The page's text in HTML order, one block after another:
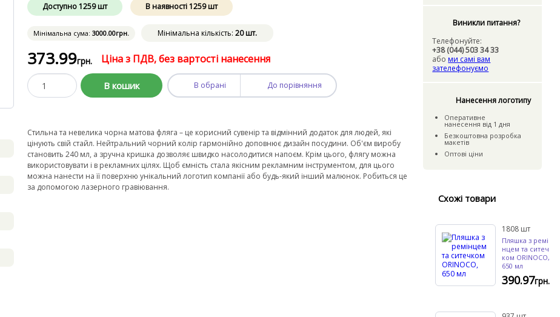
Доступно1259 шт В наявності1259шт
Мінімальна сума:3000.00грн. Мінімальна кількість:20 шт.
373.99грн. Ціна з ПДВ, без вартості нанесення
В кошик В обрані До порівняння
Стильна та невелика чорна матова фляга – це корисний сувенір та відмінний додаток для людей, які
цінують свій стайл. Нейтральний чорний колір гармонійно доповнює дизайн посудини. Об'єм виробу
становить 240 мл, а зручна кришка дозволяє швидко насолодитися напоєм. Крім цього, флягу можна
використовувати і в рекламних цілях. Щоб ємність стала якісним рекламним інструментом, для цього
можна нанести на її поверхню унікальний логотип компанії або будь-який інший малюнок. Робиться це
за допомогою лазерного гравіювання.
Виникли питання?
Телефонуйте:
+38 (044) 503 34 33
або ми самі вам
зателефонуємо
Нанесення логотипу
Оперативне
нанесення вiд 1 дня
Безкоштовна розробка
макетiв
Оптовi цiни
Схожі товари
1808 шт
Пляшка з ремі
нцем та ситеч
ком ORINOCO,
650 мл
390.97грн.